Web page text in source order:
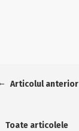
← Articolul anterior
Toate articolele